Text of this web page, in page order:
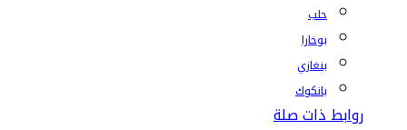
حلب
بوخارا
بنغازي
بانكوك
روابط ذات صلة